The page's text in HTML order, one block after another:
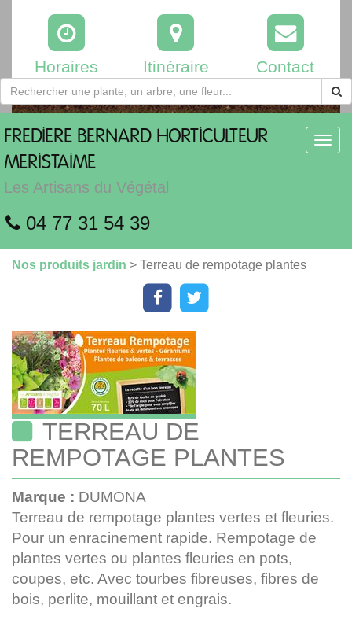
Horaires Itinéraire Contact
FREDIERE BERNARD HORTICULTEUR
MERISTAIME
Les Artisans du Végétal
04 77 31 54 39
Nos produits jardin > Terreau de rempotage plantes
TERREAU DE
REMPOTAGE PLANTES
Marque : DUMONA
Terreau de rempotage plantes vertes et fleuries.
Pour un enracinement rapide. Rempotage de
plantes vertes ou plantes fleuries en pots,
coupes, etc. Avec tourbes fibreuses, fibres de
bois, perlite, mouillant et engrais.